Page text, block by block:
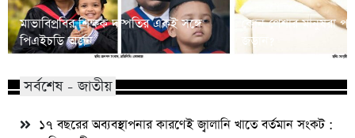
মাভাবিপ্রবির শিক্ষক দম্পতির একই সঙ্গে
পিএইচডি অর্জন
কোন পেশার মানুষরা
জড়ান?
সর্বশেষ - জাতীয়
১৭ বছরের অব্যবস্থাপনার কারণেই জ্বালানি খাতে বর্তমান সংকট :